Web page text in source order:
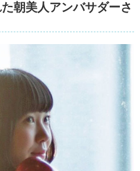
朝美人アンバサダーさ